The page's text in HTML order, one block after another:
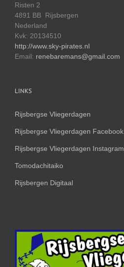
Risten 2
4891 BB Rijsbergen
Nederland
Kvk: 20134510
http://www.sky-pirates.nl
Email: renebaremans@gmail.com
LINKS
Rijsbergse Vliegerdagen
Rijsbergse Vliegerdagen Facebook
Rijsbergse Vliegerdagen Instagram
Tomodachitaiko
Rijsbergen Digitaal